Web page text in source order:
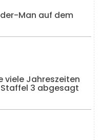
Man auf dem
viele Jahreszeiten
3 abgesagt